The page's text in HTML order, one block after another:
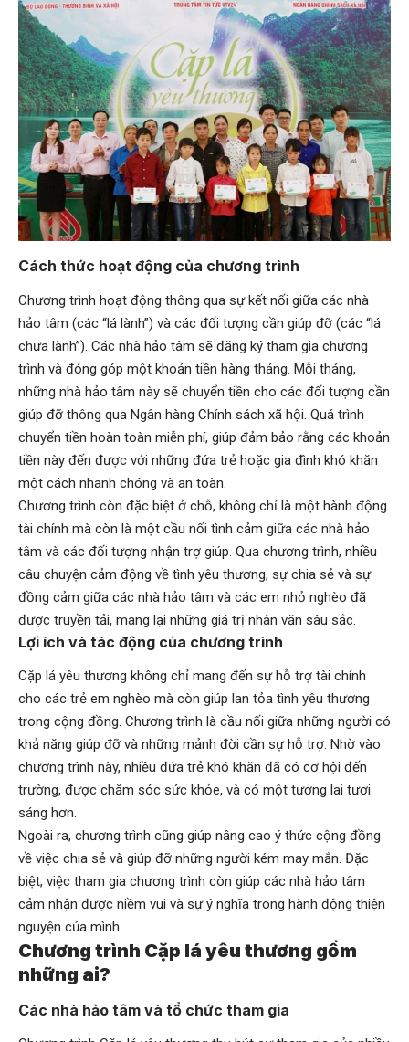
Cách thức hoạt động của chương trình
Chương trình hoạt động thông qua sự kết nối giữa các nhà
hảo tâm (các “lá lành”) và các đối tượng cần giúp đỡ (các “lá
chưa lành”). Các nhà hảo tâm sẽ đăng ký tham gia chương
trình và đóng góp một khoản tiền hàng tháng. Mỗi tháng,
những nhà hảo tâm này sẽ chuyển tiền cho các đối tượng cần
giúp đỡ thông qua Ngân hàng Chính sách xã hội. Quá trình
chuyển tiền hoàn toàn miễn phí, giúp đảm bảo rằng các khoản
tiền này đến được với những đứa trẻ hoặc gia đình khó khăn
một cách nhanh chóng và an toàn.
Chương trình còn đặc biệt ở chỗ, không chỉ là một hành động
tài chính mà còn là một cầu nối tình cảm giữa các nhà hảo
tâm và các đối tượng nhận trợ giúp. Qua chương trình, nhiều
câu chuyện cảm động về tình yêu thương, sự chia sẻ và sự
đồng cảm giữa các nhà hảo tâm và các em nhỏ nghèo đã
được truyền tải, mang lại những giá trị nhân văn sâu sắc.
Lợi ích và tác động của chương trình
Cặp lá yêu thương không chỉ mang đến sự hỗ trợ tài chính
cho các trẻ em nghèo mà còn giúp lan tỏa tình yêu thương
trong cộng đồng. Chương trình là cầu nối giữa những người có
khả năng giúp đỡ và những mảnh đời cần sự hỗ trợ. Nhờ vào
chương trình này, nhiều đứa trẻ khó khăn đã có cơ hội đến
trường, được chăm sóc sức khỏe, và có một tương lai tươi
sáng hơn.
Ngoài ra, chương trình cũng giúp nâng cao ý thức cộng đồng
về việc chia sẻ và giúp đỡ những người kém may mắn. Đặc
biệt, việc tham gia chương trình còn giúp các nhà hảo tâm
cảm nhận được niềm vui và sự ý nghĩa trong hành động thiện
nguyện của mình.
Chương trình Cặp lá yêu thương gồm
những ai?
Các nhà hảo tâm và tổ chức tham gia